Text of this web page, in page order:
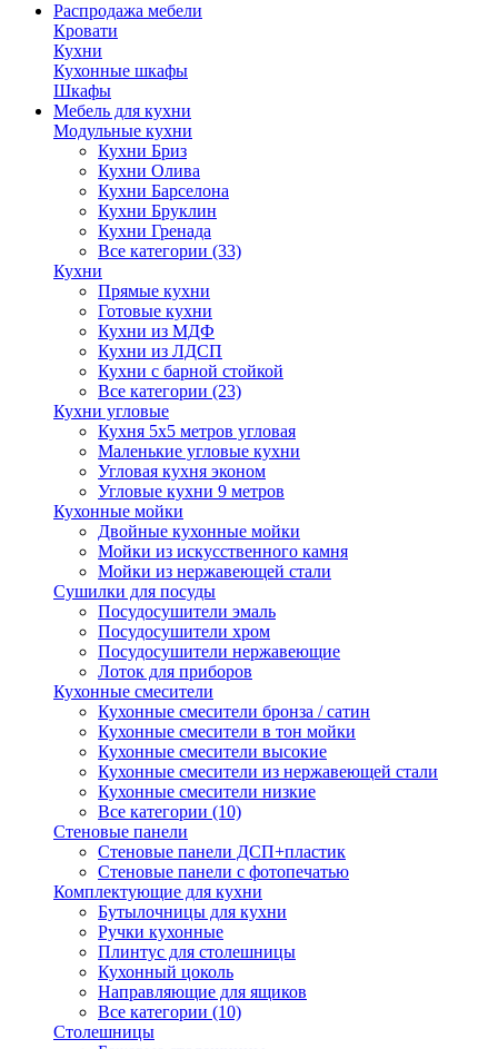
Распродажа мебели
Кровати
Кухни
Кухонные шкафы
Шкафы
Мебель для кухни
Модульные кухни
Кухни Бриз
Кухни Олива
Кухни Барселона
Кухни Бруклин
Кухни Гренада
Все категории (33)
Кухни
Прямые кухни
Готовые кухни
Кухни из МДФ
Кухни из ЛДСП
Кухни с барной стойкой
Все категории (23)
Кухни угловые
Кухня 5х5 метров угловая
Маленькие угловые кухни
Угловая кухня эконом
Угловые кухни 9 метров
Кухонные мойки
Двойные кухонные мойки
Мойки из искусственного камня
Мойки из нержавеющей стали
Сушилки для посуды
Посудосушители эмаль
Посудосушители хром
Посудосушители нержавеющие
Лоток для приборов
Кухонные смесители
Кухонные смесители бронза / сатин
Кухонные смесители в тон мойки
Кухонные смесители высокие
Кухонные смесители из нержавеющей стали
Кухонные смесители низкие
Все категории (10)
Стеновые панели
Стеновые панели ДСП+пластик
Стеновые панели с фотопечатью
Комплектующие для кухни
Бутылочницы для кухни
Ручки кухонные
Плинтус для столешницы
Кухонный цоколь
Направляющие для ящиков
Все категории (10)
Столешницы